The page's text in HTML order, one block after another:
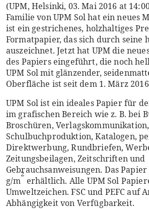
(UPM, Helsinki, 03. Mai 2016 at
Familie von UPM Sol hat ein neues
ist ein gestrichenes, holzhaltiges
Formatpapier, das sich durch seine
auszeichnet. Jetzt hat UPM die
des Papiers eingeführt, die noch
UPM Sol mit glänzender,
Oberfläche ist seit dem 1. März
UPM Sol ist ein ideales Papier für
im grafischen Bereich wie z. B. bei
Broschüren, Verlagskommunikation,
Schulbuchproduktion, Katalogen,
Direktwerbung, Rundbriefen,
Zeitungsbeilagen, Zeitschriften und
Gebrauchsanweisungen. Das
g/m
2
erhältlich. Alle UPM Sol
Umweltzeichen. FSC und PEFC auf
Abhängigkeit von Verfügbarkeit.